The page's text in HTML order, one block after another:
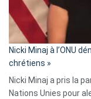
Nicki Minaj à l’ONU
chrétiens »
Nicki Minaj a pris la
Nations Unies pour